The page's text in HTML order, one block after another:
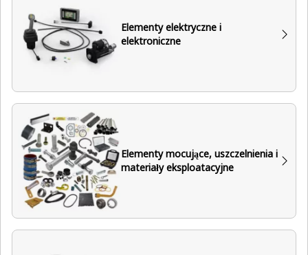
Elementy elektryczne i
elektroniczne
Elementy mocujące, uszczelnienia i
materiały eksploatacyjne